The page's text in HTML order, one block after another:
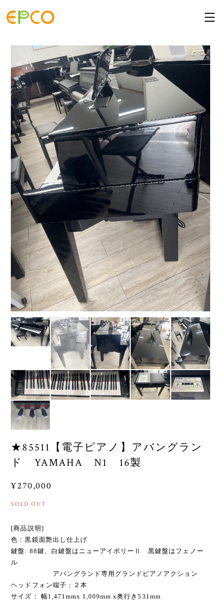
★85511【電子ピアノ】アバングラン
ド YAMAHA N1 16製
¥270,000
SOLD OUT
[商品説明]
色：黒鏡面艶出し仕上げ
鍵盤: 88鍵、白鍵盤はニューアイボリーⅡ 黒鍵盤はフェノー
ル
アバングランド専用グランドピアノアクション
ヘッドフォン端子：２本
サイズ： 幅1,471mmx 1,009mm x奥行き531mm